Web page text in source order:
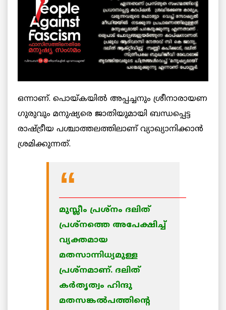
ഒന്നാണ്. പൊയ്കയില്‍ അപ്പച്ചനും ശ്രീനാരായണ
ഗുരുവും മനുഷ്യരെ ജാതിയുമായി ബന്ധപ്പെട്ട
രാഷ്ട്രീയ പശ്ചാത്തലത്തിലാണ് വ്യാഖ്യാനിക്കാന്‍
ശ്രമിക്കുന്നത്.
മുസ്ലീം പ്രശ്‌നം ദലിത്
പ്രശ്‌നത്തെ അപേക്ഷിച്ച്
വ്യക്തമായ
മതസാന്നിധ്യമുള്ള
പ്രശ്‌നമാണ്. ദലിത്
കര്‍തൃത്വം ഹിന്ദു
മതസങ്കല്‍പത്തിന്റെ